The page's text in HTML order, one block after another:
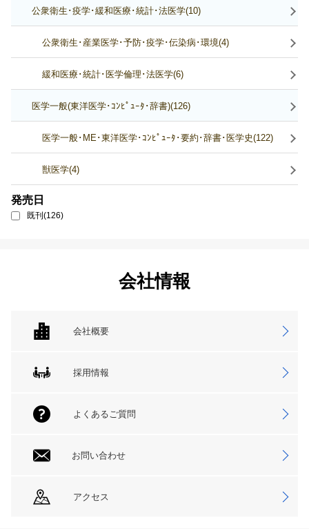
公衆衛生･疫学･緩和医療･統計･法医学(10)
公衆衛生･産業医学･予防･疫学･伝染病･環境(4)
緩和医療･統計･医学倫理･法医学(6)
医学一般(東洋医学･ｺﾝﾋﾟｭｰﾀ･辞書)(126)
医学一般･ME･東洋医学･ｺﾝﾋﾟｭｰﾀ･要約･辞書･医学史(122)
獣医学(4)
発売日
既刊(126)
会社情報
会社概要
採用情報
よくあるご質問
お問い合わせ
アクセス